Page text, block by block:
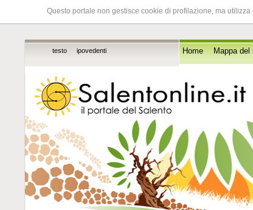
Questo portale non gestisce cookie di profilazione, ma
testo ipovedenti Home Mappa del